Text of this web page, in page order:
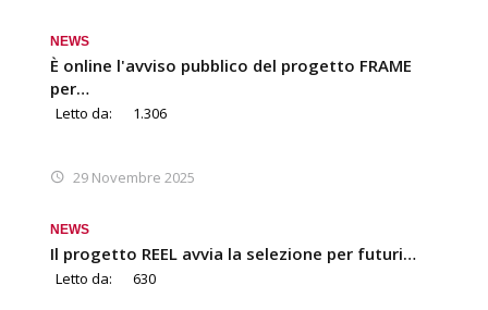
NEWS
È online l'avviso pubblico del progetto FRAME
per…
Letto da: 1.306
29 Novembre 2025
NEWS
Il progetto REEL avvia la selezione per futuri…
Letto da: 630